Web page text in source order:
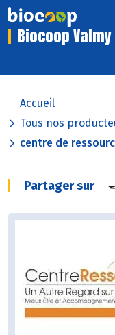
Biocoop Valmy
Accueil
Tous nos
centre de
Partager sur